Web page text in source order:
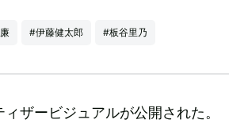
#伊藤健太郎 #板谷里乃
ザービジュアルが公開された。